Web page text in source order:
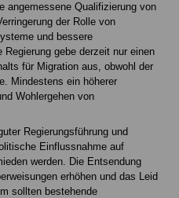
angemessene Qualifizierung von
der Rolle von
und bessere
Regierung gebe derzeit nur einen
für Migration aus, obwohl der
Mindestens ein höherer
Wohlergehen von
Regierungsführung und
Einflussnahme auf
werden. Die Entsendung
erhöhen und das Leid
sollten bestehende